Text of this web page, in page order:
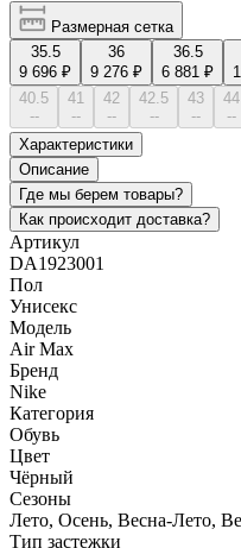
Размерная сетка
35.5
9 696 ₽
36
9 276 ₽
36.5
6 881 ₽
40.5
--
41
--
42
--
42.5
--
43
--
44
--
Характеристики
Описание
Где мы берем товары?
Как происходит доставка?
Артикул
DA1923001
Пол
Унисекс
Модель
Air Max
Бренд
Nike
Категория
Обувь
Цвет
Чёрный
Сезоны
Лето, Осень, Весна-Лето,
Тип застежки